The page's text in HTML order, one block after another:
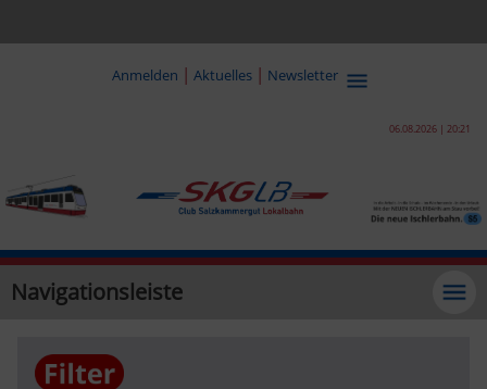
Anmelden | Aktuelles | Newsletter
06.08.2026 | 20:21
Navigationsleiste